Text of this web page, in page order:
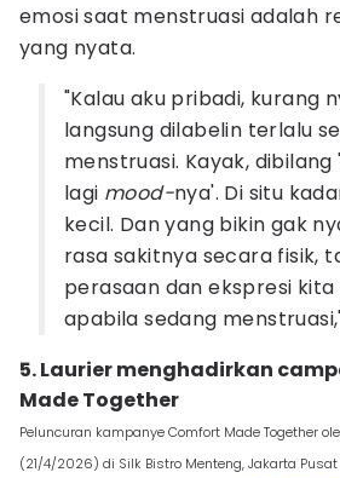
emosi saat menstruasi adalah
yang nyata.
"Kalau aku pribadi, kurang
langsung dilabelin terlalu
menstruasi. Kayak,
lagi mood-nya'. Di situ
kecil. Dan yang bikin gak
rasa sakitnya secara fisik,
perasaan dan ekspresi kita
apabila sedang
5. Laurier menghadirkan
Made Together
Peluncuran kampanye Comfort Made Together
(21/4/2026) di Silk Bistro Menteng, Jakarta